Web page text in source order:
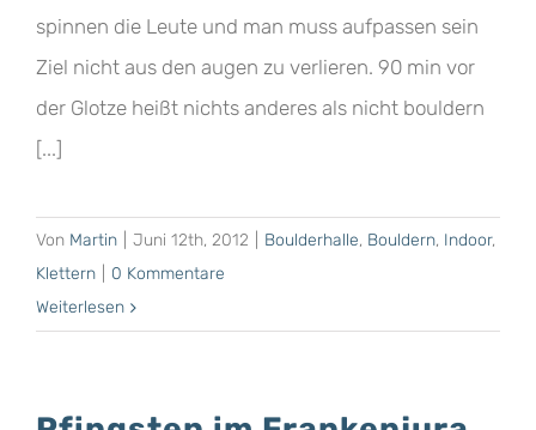
spinnen die Leute und man muss aufpassen sein
Ziel nicht aus den augen zu verlieren. 90 min vor
der Glotze heißt nichts anderes als nicht bouldern
[...]
Von Martin Juni 12th, 2012 Boulderhalle, Bouldern, Indoor,
Klettern
0 Kommentare
Weiterlesen